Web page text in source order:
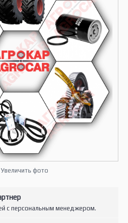
Увеличить фото
с персональным менеджером.